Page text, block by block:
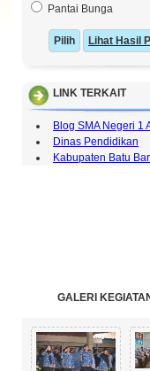
Pantai Bunga
Lihat Hasil
LINK TERKAIT
Blog SMA Negeri 1
Dinas Pendidikan
Kabupaten Batu
GALERI